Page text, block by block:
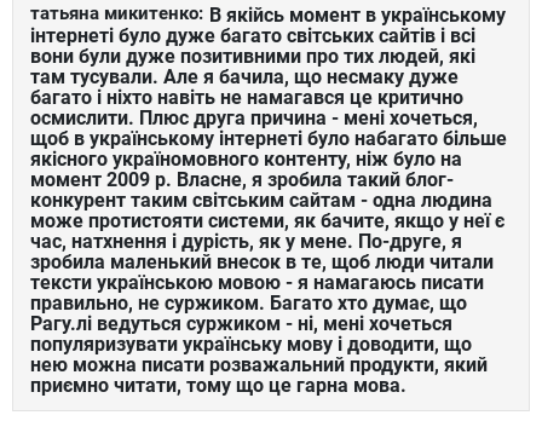
татьяна микитенко: В якійсь момент в українському
інтернеті було дуже багато світських сайтів і всі
вони були дуже позитивними про тих людей, які
там тусували. Але я бачила, що несмаку дуже
багато і ніхто навіть не намагався це критично
осмислити. Плюс друга причина - мені хочеться,
щоб в українському інтернеті було набагато більше
якісного україномовного контенту, ніж було на
момент 2009 р. Власне, я зробила такий блог-
конкурент таким світським сайтам - одна людина
може протистояти системи, як бачите, якщо у неї є
час, натхнення і дурість, як у мене. По-друге, я
зробила маленький внесок в те, щоб люди читали
тексти українською мовою - я намагаюсь писати
правильно, не суржиком. Багато хто думає, що
Рагу.лі ведуться суржиком - ні, мені хочеться
популяризувати українську мову і доводити, що
нею можна писати розважальний продукти, який
приємно читати, тому що це гарна мова.